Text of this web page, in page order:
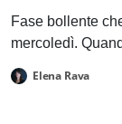
Fase bollente
mercoledì.
Elena Rava